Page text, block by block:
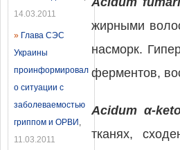
14.03.2011
» Глава СЭС
Украины
проинформировал
о ситуации с
заболеваемостью
гриппом и ОРВИ ,
11.03.2011
жирными
насморк.
ферментов,
Acidum α-
тканях,